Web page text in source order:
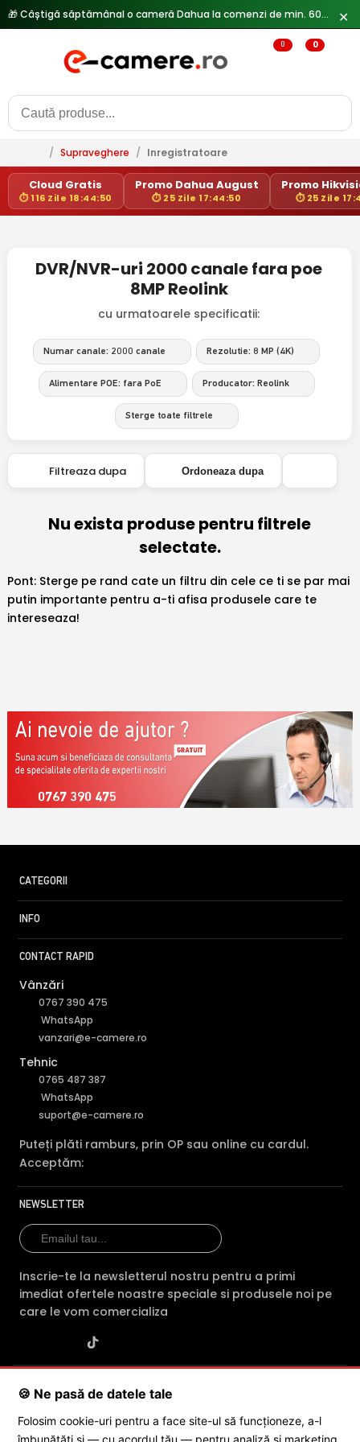
🎁 Câștigă săptămânal o cameră Dahua la comenzi de min. 600 lei — ✕
0 0
/ Supraveghere / Inregistratoare
Cloud Gratis
⏱ 116 Zile 18:44:50
Promo Dahua August
⏱ 25 Zile 17:44:50
Promo
⏱ 25 Zile
DVR/NVR-uri 2000 canale fara poe
8MP Reolink
cu urmatoarele specificatii:
Numar canale: 2000 canale Rezolutie: 8 MP (4K)
Alimentare POE: fara PoE Producator: Reolink
Sterge toate filtrele
Filtreaza dupa Ordoneaza dupa
Nu exista produse pentru filtrele
selectate.
Pont: Sterge pe rand cate un filtru din cele ce ti se par mai
putin importante pentru a-ti afisa produsele care te
intereseaza!
0767 390 475
CATEGORII
INFO
CONTACT RAPID
Vânzări
0767 390 475
WhatsApp
vanzari@e-camere.ro
Tehnic
0765 487 387
WhatsApp
suport@e-camere.ro
Puteți plăti ramburs, prin OP sau online cu cardul.
Acceptăm:
NEWSLETTER
Inscrie-te la newsletterul nostru pentru a primi
imediat ofertele noastre speciale si produsele noi pe
care le vom comercializa
SC POLITES ONLINE SRL · CUI: RO34846331
J2015001227161· Capital social: 200 RON · Sediu: Str. Petrache
Poenaru, Nr. 1, Craiova, Jud. Dolj · Contactează-ne·Service produs
🍪 Ne pasă de datele tale
Folosim cookie-uri pentru a face site-ul să funcționeze, a-l
îmbunătăți și — cu acordul tău — pentru analiză și marketing.